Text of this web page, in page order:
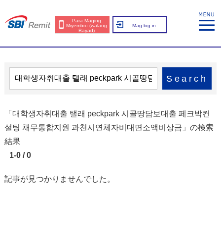
Para Maging
Miyembro (walang
Bayad)
Mag-log in
Search
「대학생자취대출 탤래 peckpark 시골땅담보대출 페크박컨
설팅 채무통합지원 과천시연체자비대면소액비상금」の検索
結果
1-0 / 0
記事が見つかりませんでした。